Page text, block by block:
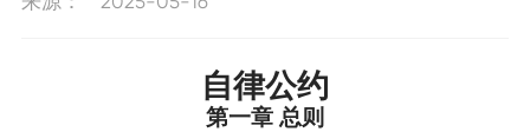
工作动态
自律公约
第一章 总则